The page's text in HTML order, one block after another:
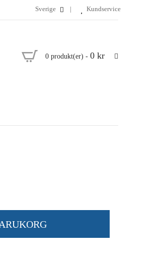
Sverige Kundservice
0 produkt(er) - 0 kr